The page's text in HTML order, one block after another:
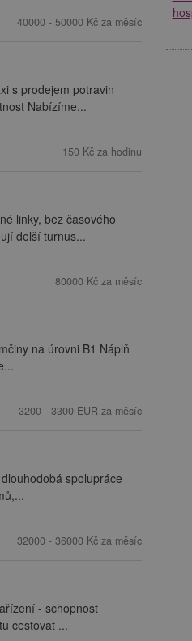
40000 - 50000 Kč za měsíc
s prodejem potravin
Nabízíme...
150 Kč za hodinu
linky, bez časového
delší turnus...
80000 Kč za měsíc
na úrovni B1 Náplň
3200 - 3300 EUR za měsíc
spolupráce
32000 - 36000 Kč za měsíc
- schopnost
cestovat ...